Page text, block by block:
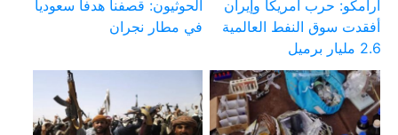
أرامكو: حرب أمريكا وإيران
أفقدت سوق النفط العالمية
2.6 مليار برميل
الحوثيون: قصفنا هدفا سعوديا
في مطار نجران